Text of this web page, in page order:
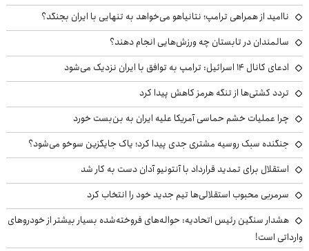
ناامید از همراهی ترامپ؛ نتانیاهو می‌خواهد به تنهایی با ایران بجنگد؟
سالمندان در تابستان چه ورزش‌هایی انجام دهند؟
ادعای کانال ۱۴ اسرائیل: ترامپ به توافق با ایران نزدیک می‌شود
تردد کشتی‌ها از تنگه هرمز کاهش پیدا کرد
چرا عملیات خشم حماسی آمریکا علیه ایران به بن‌بست خورد
جنگنده سبک روسیه مشتری جدی پیدا کرد؛ یاک جایگزین سوخو می‌شود؟
استقلال برای تمدید قرارداد با آنتونیو آدان دست به کار شد
سرمربی محبوب استقلالی‌ها تیم جدید خود را انتخاب کرد
هشدار سنگین رئیس اتحادیه: حواله‌های فروخته‌شده بسیار بیشتر از خودروهای
وارداتی است!